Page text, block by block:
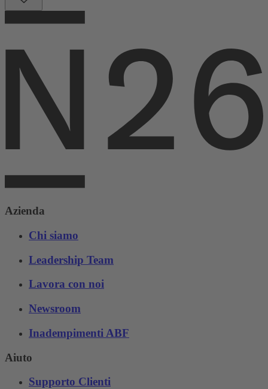
Azienda
Chi siamo
Leadership Team
Lavora con noi
Newsroom
Inadempimenti ABF
Aiuto
Supporto Clienti